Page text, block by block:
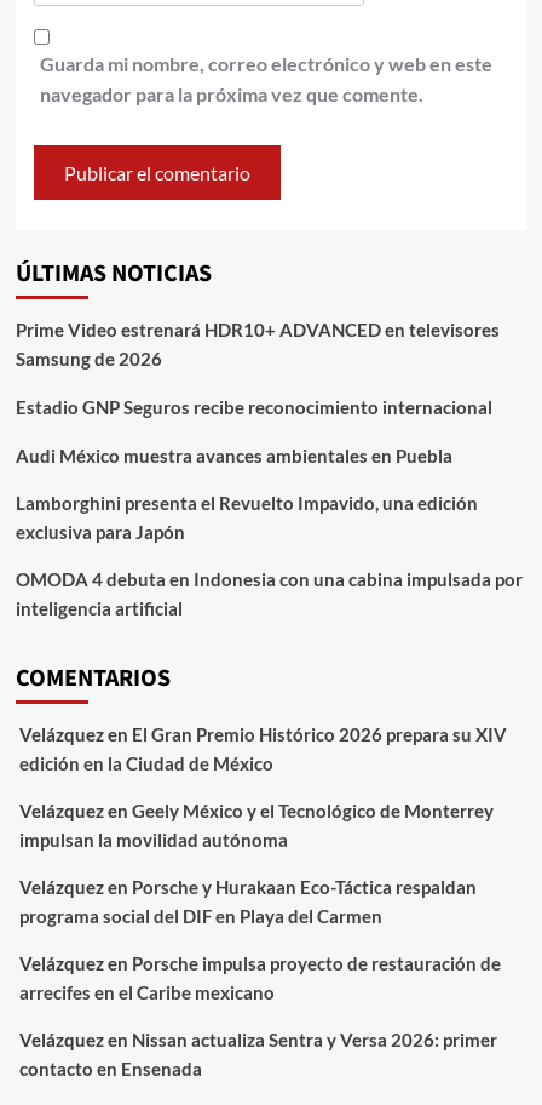
Guarda mi nombre, correo electrónico y web en este
navegador para la próxima vez que comente.
ÚLTIMAS NOTICIAS
Prime Video estrenará HDR10+ ADVANCED en televisores
Samsung de 2026
Estadio GNP Seguros recibe reconocimiento internacional
Audi México muestra avances ambientales en Puebla
Lamborghini presenta el Revuelto Impavido, una edición
exclusiva para Japón
OMODA 4 debuta en Indonesia con una cabina impulsada por
inteligencia artificial
COMENTARIOS
Velázquezen El Gran Premio Histórico 2026 prepara su XIV
edición en la Ciudad de México
Velázquezen Geely México y el Tecnológico de Monterrey
impulsan la movilidad autónoma
Velázquezen Porsche y Hurakaan Eco-Táctica respaldan
programa social del DIF en Playa del Carmen
Velázquezen Porsche impulsa proyecto de restauración de
arrecifes en el Caribe mexicano
Velázquezen Nissan actualiza Sentra y Versa 2026: primer
contacto en Ensenada